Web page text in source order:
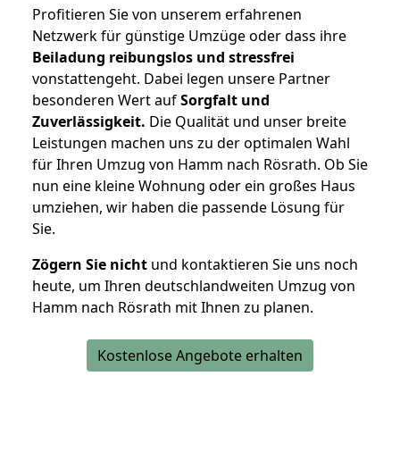
Profitieren Sie von unserem erfahrenen
Netzwerk für günstige Umzüge oder dass ihre
Beiladung reibungslos und stressfrei
vonstattengeht. Dabei legen unsere Partner
besonderen Wert aufSorgfalt und
Zuverlässigkeit. Die Qualität und unser breite
Leistungen machen uns zu der optimalen Wahl
für Ihren Umzug von Hamm nach Rösrath. Ob Sie
nun eine kleine Wohnung oder ein großes Haus
umziehen, wir haben die passende Lösung für
Sie.
Zögern Sie nicht und kontaktieren Sie uns noch
heute, um Ihren deutschlandweiten Umzug von
Hamm nach Rösrath mit Ihnen zu planen.
Kostenlose Angebote erhalten